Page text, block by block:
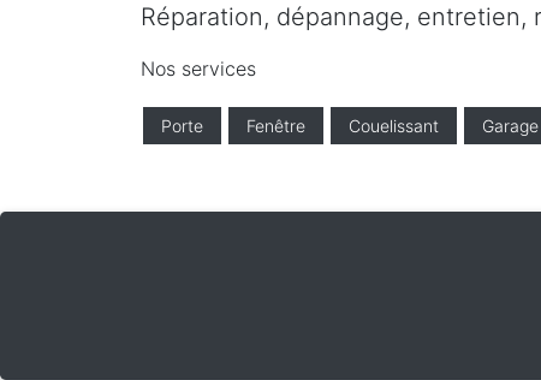
Réparation, dépannage,
Nos services
Porte Fenêtre Couelissant Garage